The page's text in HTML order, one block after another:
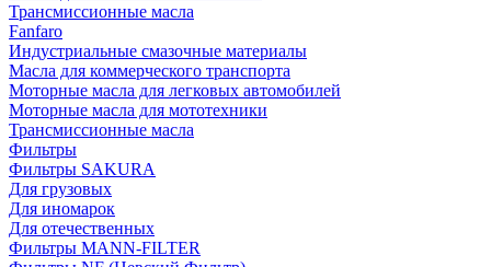
Трансмиссионные масла
Fanfaro
Индустриальные смазочные материалы
Масла для коммерческого транспорта
Моторные масла для легковых автомобилей
Моторные масла для мототехники
Трансмиссионные масла
Фильтры
Фильтры SAKURA
Для грузовых
Для иномарок
Для отечественных
Фильтры MANN-FILTER